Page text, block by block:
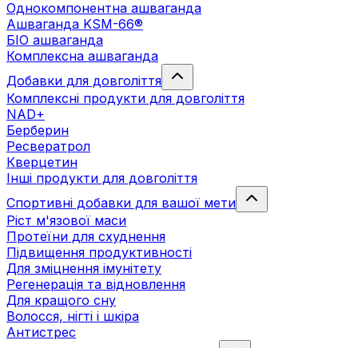
Однокомпонентна ашваганда
Ашваганда KSM-66®
БІО ашваганда
Комплексна ашваганда
Добавки для довголіття
Комплексні продукти для довголіття
NAD+
Берберин
Ресвератрол
Кверцетин
Інші продукти для довголіття
Спортивні добавки для вашої мети
Ріст м'язової маси
Протеїни для схуднення
Підвищення продуктивності
Для зміцнення імунітету
Регенерація та відновлення
Для кращого сну
Волосся, нігті і шкіра
Антистрес